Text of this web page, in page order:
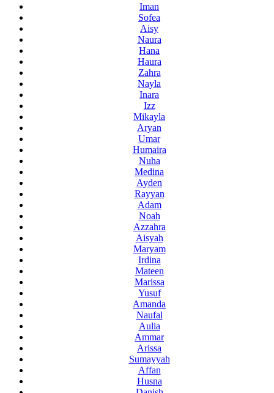
Iman
Sofea
Aisy
Naura
Hana
Haura
Zahra
Nayla
Inara
Izz
Mikayla
Aryan
Umar
Humaira
Nuha
Medina
Ayden
Rayyan
Adam
Noah
Azzahra
Aisyah
Maryam
Irdina
Mateen
Marissa
Yusuf
Amanda
Naufal
Aulia
Ammar
Arissa
Sumayyah
Affan
Husna